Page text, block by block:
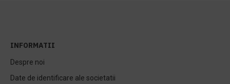
INFORMATII
Despre noi
Date de identificare ale societatii